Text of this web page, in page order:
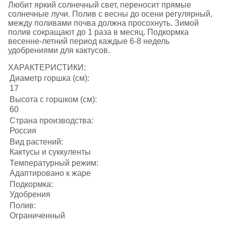
Любит яркий солнечный свет, переносит прямые
солнечные лучи. Полив с весны до осени регулярный,
между поливами почва должна просохнуть. Зимой
полив сокращают до 1 раза в месяц. Подкормка
весенне-летний период каждые 6-8 недель
удобрениями для кактусов.
ХАРАКТЕРИСТИКИ:
Диаметр горшка (см):
17
Высота с горшком (см):
60
Страна производства:
Россия
Вид растений:
Кактусы и суккуленты
Температурный режим:
Адаптировано к жаре
Подкормка:
Удобрения
Полив:
Ограниченный